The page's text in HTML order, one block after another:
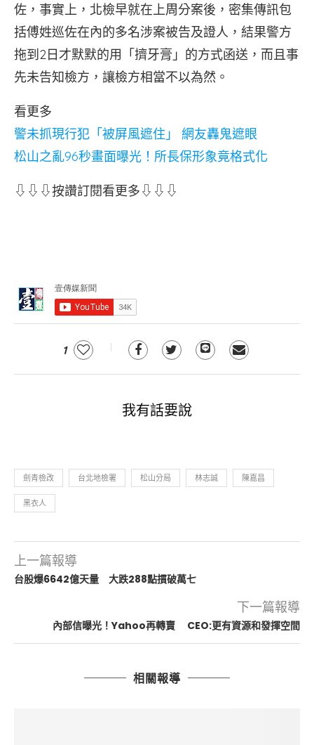
佐，事實上，北檢早就在上周分案後，密集傳訊包
括傅姓巡佐在內的多名涉案被告及證人，結果警方
拖到2日才默默的用「擠牙膏」的方式函送，而且事
先未告知檢方，讓檢方相當不以為然。
看更多
警未抓現行犯「被屏風遮住」 網友轟鬼遮眼
松山之亂96秒畫面曝光！所長保形象竟格式化
⇩⇩⇩按讚訂閱看更多⇩⇩⇩
1
我有話要說
劍青檢改 台北地檢署 松山分局 林志誠 陳嘉昌
黑衣人
上一篇報導
台股爆6642億天量 大跌288點摜破萬七
下一篇報導
內部信曝光！Yahoo再轉賣 CEO:更有資源和發揮空間
相關報導